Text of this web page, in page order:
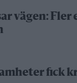
vägen: Fler
fick